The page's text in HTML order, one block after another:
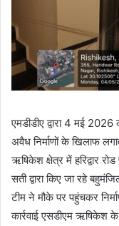
एमडीडीए द्वारा 4 मई
अवैध निर्माणों के खिलाफ
ऋषिकेश क्षेत्र में हरिद्वार
सती द्वारा किए जा रहे
टीम ने मौके पर पहुंचकर
कार्रवाई एसडीएम